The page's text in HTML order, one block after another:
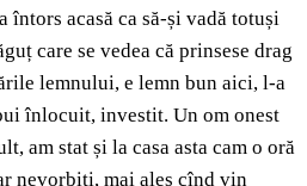
întors acasă ca să-și vadă totuși
care se vedea că prinsese drag
lemnului, e lemn bun aici, l-a
înlocuit, investit. Un om onest
am stat și la casa asta cam o oră
nevorbiți, mai ales cînd vin